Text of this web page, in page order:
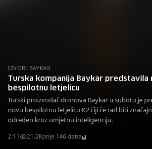
IZVOR: BAYKAR
Turska kompanija Baykar predstavila
bespilotnu letjelicu
Turski proizvođač dronova Baykar u subotu je
novu bespilotnu letjelicu K2 čiji će rad biti
određen kroz umjetnu inteligenciju.
2:11 21.2Kprije 146 dana